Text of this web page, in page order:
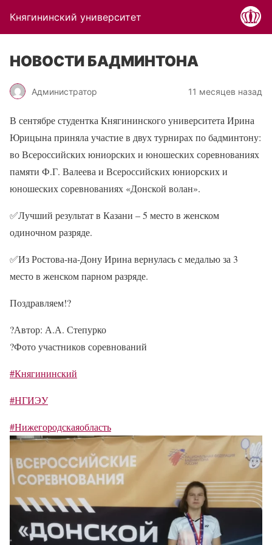
Княгининский университет
НОВОСТИ БАДМИНТОНА
Администратор 11 месяцев назад
В сентябре студентка Княгининского университета Ирина
Юрицына приняла участие в двух турнирах по бадминтону:
во Всероссийских юниорских и юношеских соревнованиях
памяти Ф.Г. Валеева и Всероссийских юниорских и
юношеских соревнованиях «Донской волан».
✅Лучший результат в Казани – 5 место в женском
одиночном разряде.
✅Из Ростова-на-Дону Ирина вернулась с медалью за 3
место в женском парном разряде.
Поздравляем!?
?Автор: А.А. Степурко
?Фото участников соревнований
#Княгининский
#НГИЭУ
#Нижегородскаяобласть